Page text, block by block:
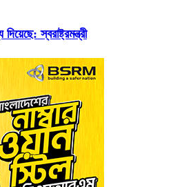
স্বরাষ্ট্রমন্ত্রী